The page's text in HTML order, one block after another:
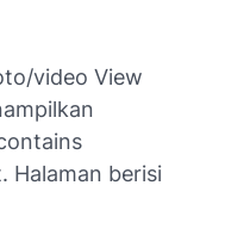
video View
Halaman berisi